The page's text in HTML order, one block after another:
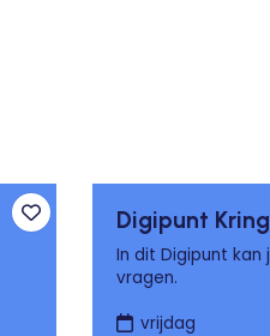
Toevoegen aan
Digipunt
In dit Digipunt
vragen.
vrijdag